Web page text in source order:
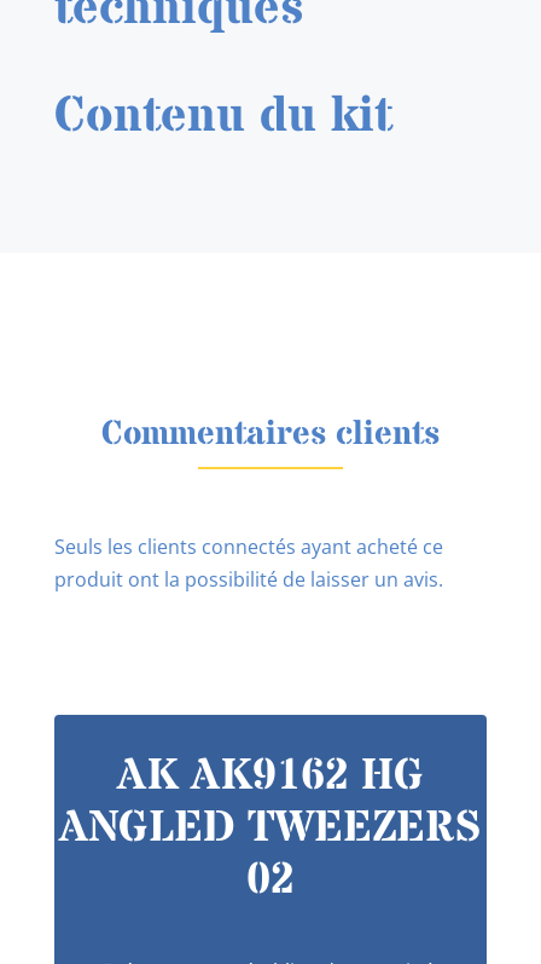
Contenu du kit
Commentaires clients
Seuls les clients connectés ayant acheté ce
produit ont la possibilité de laisser un avis.
AK AK9162 HG
ANGLED TWEEZERS
02